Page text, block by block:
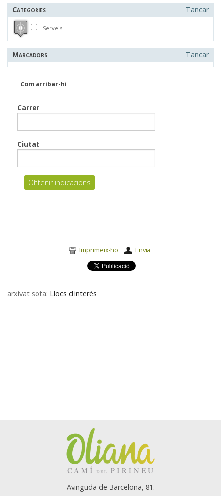
Categories Tancar
Serveis
Marcadors Tancar
Com arribar-hi
Carrer
Ciutat
Imprimeix-ho Envia
arxivat sota: Llocs d'interès
Avinguda de Barcelona, 81.